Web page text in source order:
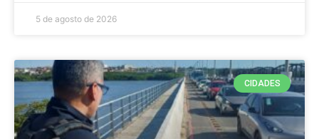
5 de agosto de 2026
CIDADES